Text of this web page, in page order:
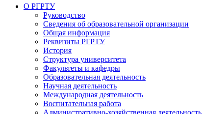
О РГРТУ
Руководство
Сведения об образовательной организации
Общая информация
Реквизиты РГРТУ
История
Структура университета
Факультеты и кафедры
Образовательная деятельность
Научная деятельность
Международная деятельность
Воспитательная работа
Административно-хозяйственная деятельность